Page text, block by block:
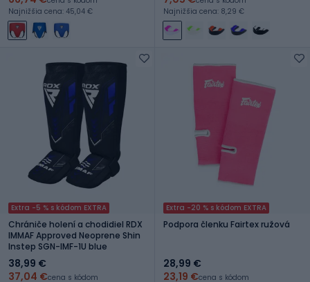
Najnižšia cena: 45,04 €
Najnižšia cena: 8,29 €
Extra -5 % s kódom EXTRA
Chrániče holení a chodidiel RDX
IMMAF Approved Neoprene Shin
Instep SGN-IMF-1U blue
38,99 €
37,04 €cena s kódom
Extra -20 % s kódom EXTRA
Podpora členku Fairtex ružová
28,99 €
23,19 €cena s kódom